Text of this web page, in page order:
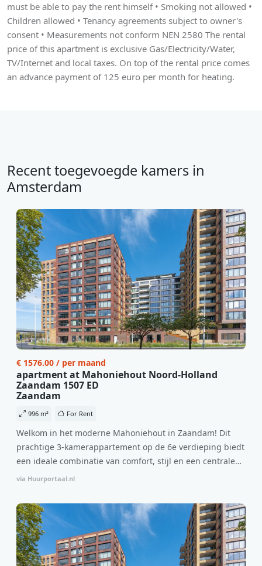
must be able to pay the rent himself • Smoking not allowed •
Children allowed • Tenancy agreements subject to owner's
consent • Measurements not conform NEN 2580 The rental
price of this apartment is exclusive Gas/Electricity/Water,
TV/Internet and local taxes. On top of the rental price comes
an advance payment of 125 euro per month for heating.
Recent toegevoegde kamers in
Amsterdam
€ 1576.00 / per maand
apartment at Mahoniehout Noord-Holland
Zaandam 1507 ED
Zaandam
996 m² For Rent
Welkom in het moderne Mahoniehout in Zaandam! Dit
prachtige 3-kamerappartement op de 6e verdieping biedt
een ideale combinatie van comfort, stijl en een centrale
locatie. Met een huurprijs van €1.576 per maand
per maand is dit een geweldige kans voor professionals
die op zoek zijn naar een woning die direct beschikbaar is
vanaf 1 april 2026. Bij binnenkomst word je verwelkomd
in een ruime woonkamer met open keuken, samen goed
voor 44 m² aan leefruimte. De lichte woonkamer biedt
via Huurportaal.nl